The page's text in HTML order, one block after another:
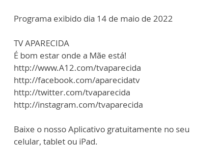
Programa exibido dia 14 de maio de 2022
TV APARECIDA
É bom estar onde a Mãe está!
http://www.A12.com/tvaparecida
http://facebook.com/aparecidatv
http://twitter.com/tvaparecida
http://instagram.com/tvaparecida
Baixe o nosso Aplicativo gratuitamente no seu
celular, tablet ou iPad.